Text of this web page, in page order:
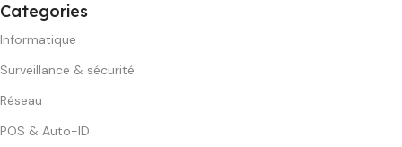
Categories
Informatique
Surveillance & sécurité
Réseau
POS & Auto-ID